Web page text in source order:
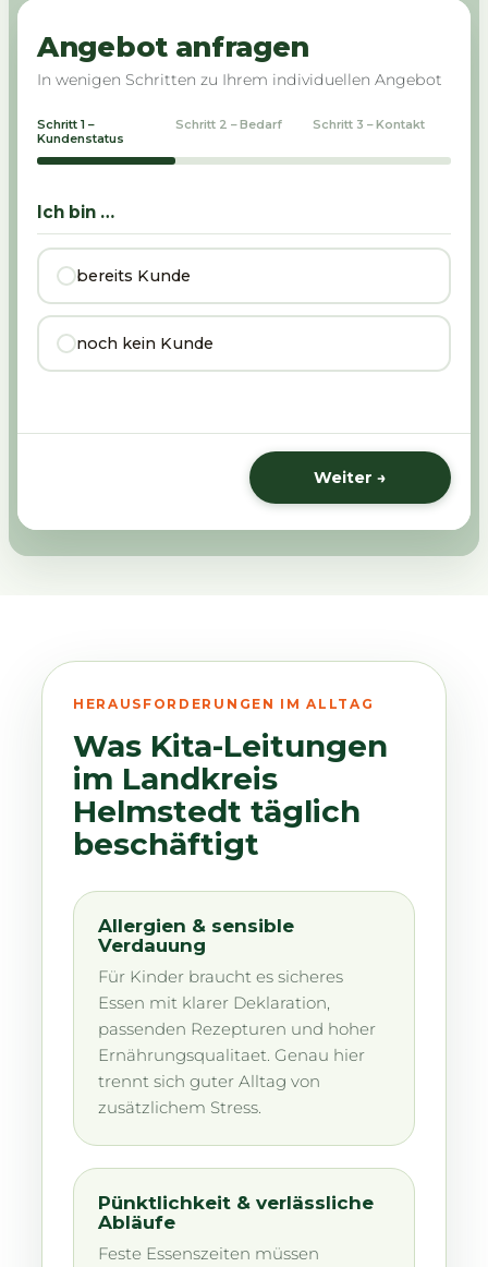
Angebot anfragen
In wenigen Schritten zu Ihrem individuellen Angebot
Schritt 1 –
Kundenstatus
Schritt 2 – Bedarf Schritt 3 – Kontakt
Ich bin …
bereits Kunde
noch kein Kunde
Weiter →
HERAUSFORDERUNGEN IM ALLTAG
Was Kita-Leitungen
im Landkreis
Helmstedt täglich
beschäftigt
Allergien & sensible
Verdauung
Für Kinder braucht es sicheres
Essen mit klarer Deklaration,
passenden Rezepturen und hoher
Ernährungsqualitaet. Genau hier
trennt sich guter Alltag von
zusätzlichem Stress.
Pünktlichkeit & verlässliche
Abläufe
Feste Essenszeiten müssen